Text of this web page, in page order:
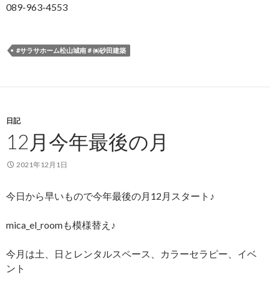
089-963-4553
#サラサホーム松山城南＃㈱砂田建築
日記
12月今年最後の月
2021年12月1日
今日から早いもので今年最後の月12月スタート♪
mica_el_roomも模様替え♪
今月は土、日とレンタルスペース、カラーセラピー、イベ
ント